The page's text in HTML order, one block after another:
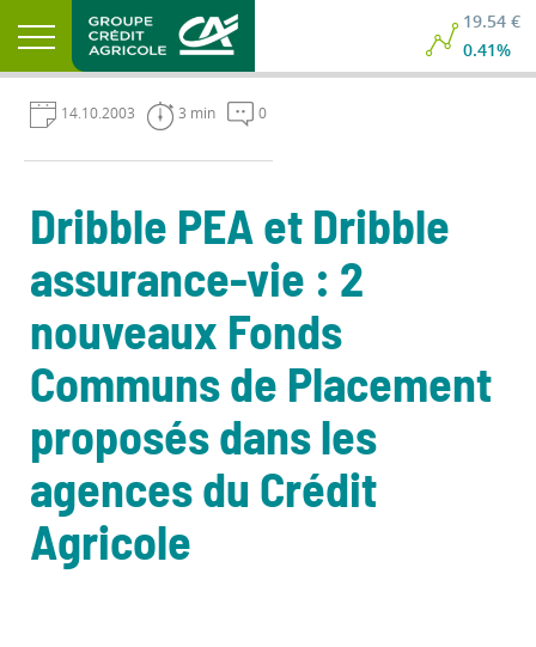
19.54 €
0.41%
14.10.2003 3 min 0
Dribble PEA et Dribble
assurance-vie : 2
nouveaux Fonds
Communs de Placement
proposés dans les
agences du Crédit
Agricole